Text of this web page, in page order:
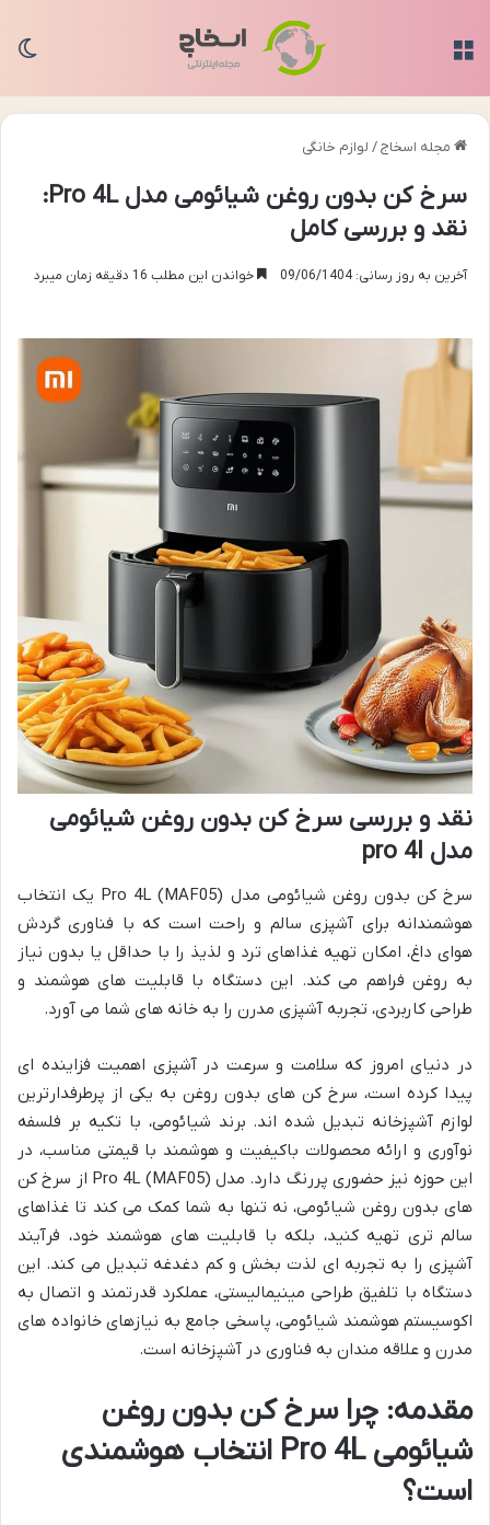
مجله اسخاج/ لوازم خانگی
سرخ کن بدون روغن شیائومی مدل Pro 4L:
نقد و بررسی کامل
آخرین به روز رسانی: 09/06/1404 خواندن این مطلب 16 دقیقه زمان میبرد
نقد و بررسی سرخ کن بدون روغن شیائومی
مدل pro 4l
سرخ کن بدون روغن شیائومی مدل Pro 4L (MAF05) یک انتخاب
هوشمندانه برای آشپزی سالم و راحت است که با فناوری گردش
هوای داغ، امکان تهیه غذاهای ترد و لذیذ را با حداقل یا بدون نیاز
به روغن فراهم می کند. این دستگاه با قابلیت های هوشمند و
طراحی کاربردی، تجربه آشپزی مدرن را به خانه های شما می آورد.
در دنیای امروز که سلامت و سرعت در آشپزی اهمیت فزاینده ای
پیدا کرده است، سرخ کن های بدون روغن به یکی از پرطرفدارترین
لوازم آشپزخانه تبدیل شده اند. برند شیائومی، با تکیه بر فلسفه
نوآوری و ارائه محصولات باکیفیت و هوشمند با قیمتی مناسب، در
این حوزه نیز حضوری پررنگ دارد. مدل Pro 4L (MAF05) از سرخ کن
های بدون روغن شیائومی، نه تنها به شما کمک می کند تا غذاهای
سالم تری تهیه کنید، بلکه با قابلیت های هوشمند خود، فرآیند
آشپزی را به تجربه ای لذت بخش و کم دغدغه تبدیل می کند. این
دستگاه با تلفیق طراحی مینیمالیستی، عملکرد قدرتمند و اتصال به
اکوسیستم هوشمند شیائومی، پاسخی جامع به نیازهای خانواده های
مدرن و علاقه مندان به فناوری در آشپزخانه است.
مقدمه: چرا سرخ کن بدون روغن
شیائومی Pro 4L انتخاب هوشمندی
است؟